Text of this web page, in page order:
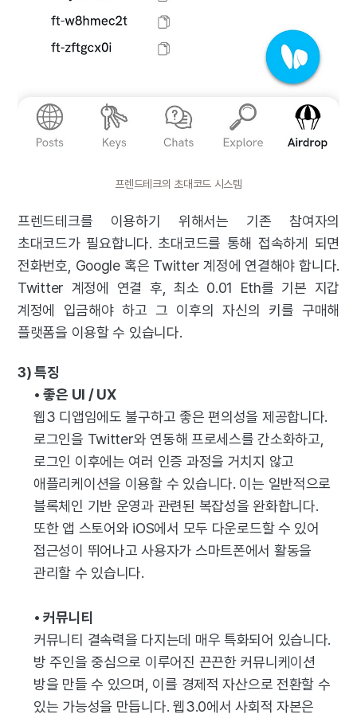
프렌드테크의 초대코드 시스템
프렌드테크를 이용하기 위해서는 기존 참여자의
초대코드가 필요합니다. 초대코드를 통해 접속하게 되면
전화번호, Google 혹은 Twitter 계정에 연결해야 합니다.
Twitter 계정에 연결 후, 최소 0.01 Eth를 기본 지갑
계정에 입금해야 하고 그 이후의 자신의 키를 구매해
플랫폼을 이용할 수 있습니다.
3) 특징
• 좋은 UI / UX
웹3 디앱임에도 불구하고 좋은 편의성을 제공합니다.
로그인을 Twitter와 연동해 프로세스를 간소화하고,
로그인 이후에는 여러 인증 과정을 거치지 않고
애플리케이션을 이용할 수 있습니다. 이는 일반적으로
블록체인 기반 운영과 관련된 복잡성을 완화합니다.
또한 앱 스토어와 iOS에서 모두 다운로드할 수 있어
접근성이 뛰어나고 사용자가 스마트폰에서 활동을
관리할 수 있습니다.
• 커뮤니티
커뮤니티 결속력을 다지는데 매우 특화되어 있습니다.
방 주인을 중심으로 이루어진 끈끈한 커뮤니케이션
방을 만들 수 있으며, 이를 경제적 자산으로 전환할 수
있는 가능성을 만듭니다. 웹3.0에서 사회적 자본은